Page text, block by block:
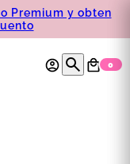
Premium y obten